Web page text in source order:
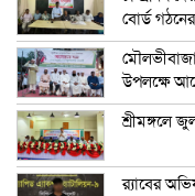
বোর্ড
উপলক্ষে
শ্রীমঙ্গলে
র‍্যাবের